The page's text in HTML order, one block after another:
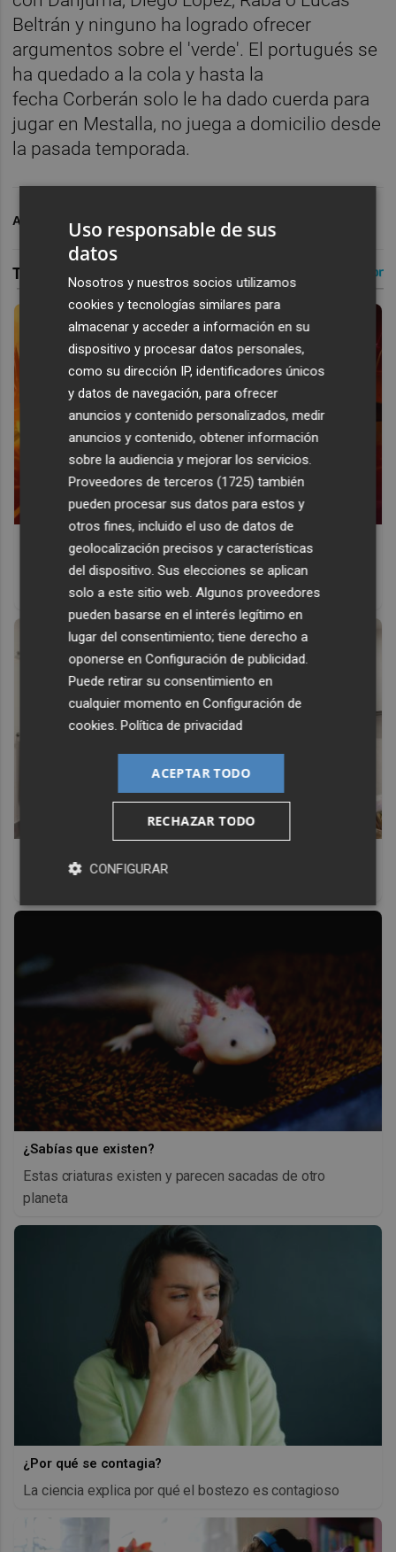
Beltrán y ninguno ha logrado ofrecer
argumentos sobre el 'verde'. El portugués se
ha quedado a la cola y hasta la
fecha Corberán solo le ha dado cuerda para
jugar en Mestalla, no juega a domicilio desde
la pasada temporada.
ARCHIVADO EN VALENCIA CF
Corepunk MMORPG
Un verdadero MMORPG de la vieja escuela ¡Cómo los de
antes, pero mejor!
¿Sabías que existen?
Estas criaturas existen y parecen sacadas de otro
planeta
¿Por qué se contagia?
La ciencia explica por qué el bostezo es contagioso
Uso responsable de sus
datos
Nosotros y nuestros socios utilizamos
cookies y tecnologías similares para
almacenar y acceder a información en su
dispositivo y procesar datos personales,
como su dirección IP, identificadores únicos
y datos de navegación, para ofrecer
anuncios y contenido personalizados, medir
anuncios y contenido, obtener información
sobre la audiencia y mejorar los servicios.
Proveedores de terceros (1725) también
pueden procesar sus datos para estos y
otros fines, incluido el uso de datos de
geolocalización precisos y características
del dispositivo. Sus elecciones se aplican
solo a este sitio web. Algunos proveedores
pueden basarse en el interés legítimo en
lugar del consentimiento; tiene derecho a
oponerse enConfiguración de publicidad.
Puede retirar su consentimiento en
cualquier momento enConfiguración de
cookies.Política de privacidad
ACEPTAR TODO
RECHAZAR TODO
CONFIGURAR